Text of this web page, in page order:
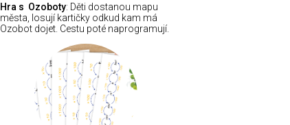
Hra s Ozoboty: Děti dostanou mapu
města, losují kartičky odkud kam má
Ozobot dojet. Cestu poté naprogramují.